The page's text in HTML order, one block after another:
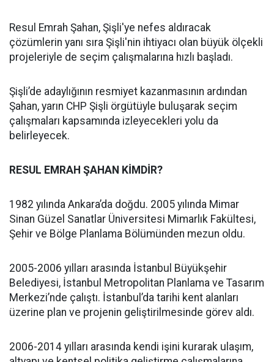
Resul Emrah Şahan, Şişli'ye nefes aldıracak
çözümlerin yanı sıra Şişli'nin ihtiyacı olan büyük ölçekli
projeleriyle de seçim çalışmalarına hızlı başladı.
Şişli’de adaylığının resmiyet kazanmasının ardından
Şahan, yarın CHP Şişli örgütüyle buluşarak seçim
çalışmaları kapsamında izleyecekleri yolu da
belirleyecek.
RESUL EMRAH ŞAHAN KİMDİR?
1982 yılında Ankara’da doğdu. 2005 yılında Mimar
Sinan Güzel Sanatlar Üniversitesi Mimarlık Fakültesi,
Şehir ve Bölge Planlama Bölümünden mezun oldu.
2005-2006 yılları arasında İstanbul Büyükşehir
Belediyesi, İstanbul Metropolitan Planlama ve Tasarım
Merkezi’nde çalıştı. İstanbul’da tarihi kent alanları
üzerine plan ve projenin geliştirilmesinde görev aldı.
2006-2014 yılları arasında kendi işini kurarak ulaşım,